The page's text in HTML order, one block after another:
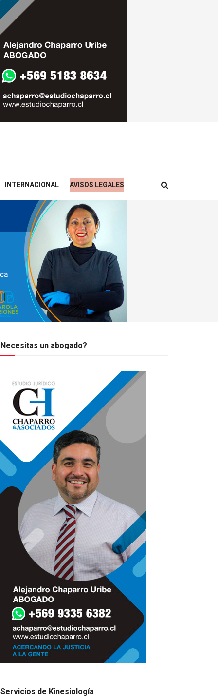
INTERNACIONAL AVISOS LEGALES
Necesitas un abogado?
Servicios de Kinesiología